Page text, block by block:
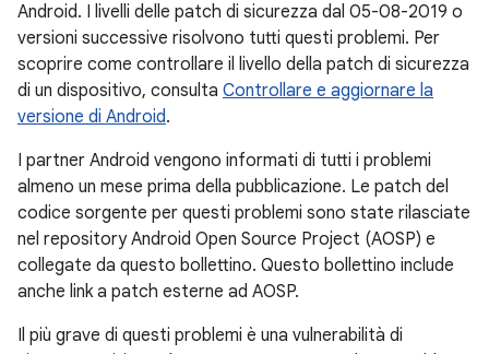
Android. I livelli delle patch di sicurezza dal 05-08-2019 o
versioni successive risolvono tutti questi problemi. Per
scoprire come controllare il livello della patch di sicurezza
di un dispositivo, consulta Controllare e aggiornare la
versione di Android.
I partner Android vengono informati di tutti i problemi
almeno un mese prima della pubblicazione. Le patch del
codice sorgente per questi problemi sono state rilasciate
nel repository Android Open Source Project (AOSP) e
collegate da questo bollettino. Questo bollettino include
anche link a patch esterne ad AOSP.
Il più grave di questi problemi è una vulnerabilità di